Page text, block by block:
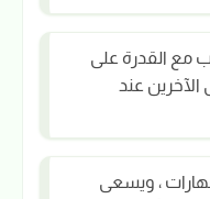
مع القدرة على
الآخرين عند
، ويسعى